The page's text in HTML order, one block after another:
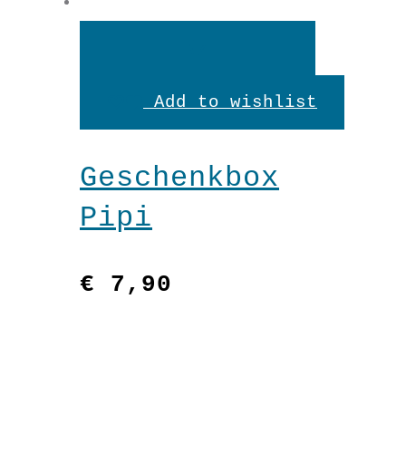
den
Add to wishlist
Geschenkbox
Pipi
€ 7,90